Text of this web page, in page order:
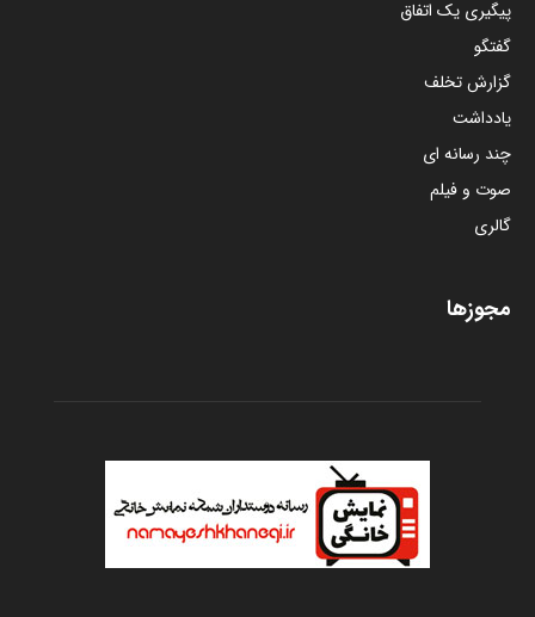
پیگیری یک اتفاق
گفتگو
گزارش تخلف
یادداشت
چند رسانه ای
صوت و فیلم
گالری
مجوزها